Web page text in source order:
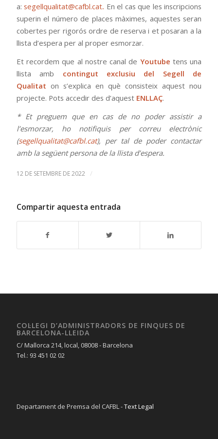
a:segellqualitat@cafbl.cat. En el cas que les inscripcions
superin el número de places màximes, aquestes seran
cobertes per rigorós ordre de reserva i et posaran a la
llista d’espera per al proper esmorzar.
Et recordem que al nostre canal de Youtube tens una
llista amb contingut exclusiu del Segell de
Qualitat on s’explica en què consisteix aquest nou
projecte. Pots accedir des d’aquest ENLLAÇ.
* Et preguem que en cas de no poder assistir a
l’esmorzar, ho notifiquis per correu electrònic
(segellqualitat@cafbl.cat), per tal de poder contactar
amb la següent persona de la llista d’espera.
12 DE SETEMBRE DE 2022 /
Compartir aquesta entrada
COL·LEGI D’ADMINISTRADORS DE FINQUES DE
BARCELONA-LLEIDA
C/ Mallorca 214, local, 08008 - Barcelona
Tel.: 93 451 02 02
Departament de Premsa del CAFBL -Text Legal